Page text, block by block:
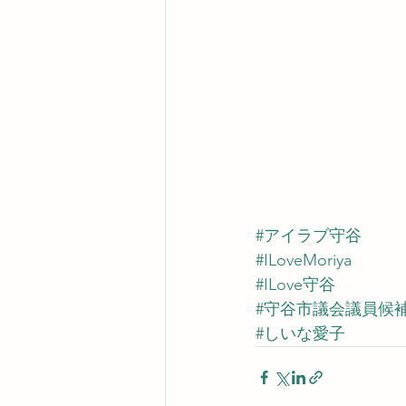
#アイラブ守谷
#ILoveMoriya
#ILove守谷
#守谷市議会議員候
#しいな愛子